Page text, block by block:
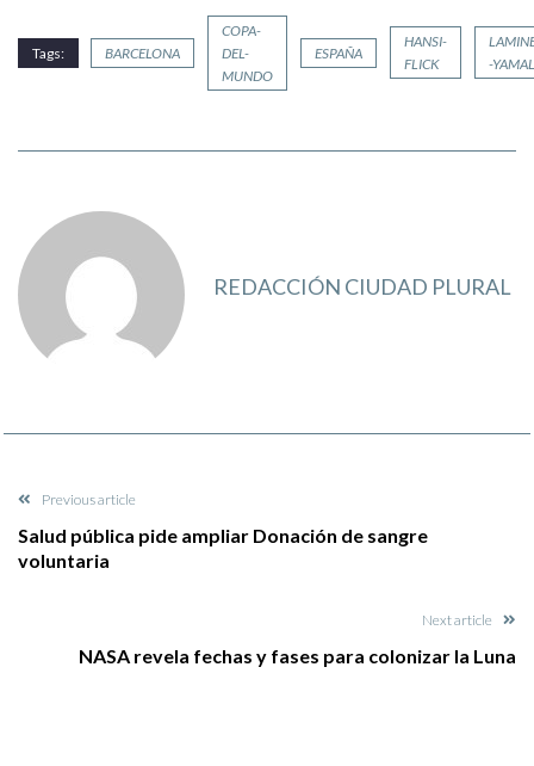
Tags: BARCELONA
COPA-
DEL-
MUNDO
ESPAÑA
HANSI-
FLICK
-YAMAL
REDACCIÓN CIUDAD PLURAL
Previous article
Salud pública pide ampliar Donación de sangre
voluntaria
Next article
NASA revela fechas y fases para colonizar la Luna